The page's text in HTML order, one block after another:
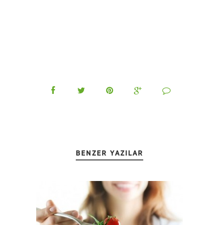
BENZER YAZILAR